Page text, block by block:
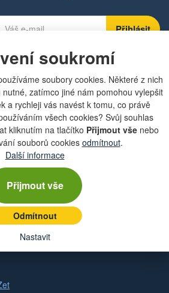
soukromí
soubory cookies. Některé z nich
zatímco jiné nám pomohou vylepšit
a rychleji vás navést k tomu, co právě
všech cookies? Svůj souhlas
kliknutím na tlačítko Přijmout vše nebo
souborů cookies odmítnout.
Další informace
Přijmout vše
Odmítnout
Nastavit
aktuální newsletter
údajů (GDPR)